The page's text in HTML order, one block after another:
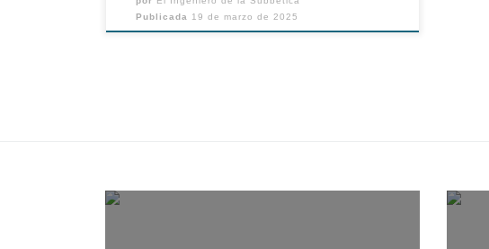
Publicada 19 de marzo de 2025